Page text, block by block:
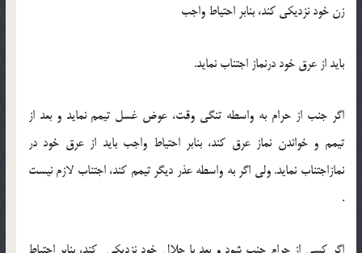
زن خود نزدیکی کند، بنابر احتیاط واجب
باید از عرق خود درنماز اجتناب نماید.
اگر جنب از حرام به واسطه تنگی وقت، عوض غسل تیمم نماید و بعد از
تیمم و خواندن نماز عرق کند، بنابر احتیاط واجب باید از عرق خود در
نمازاجتناب نماید. ولی اگر به واسطه عذر دیگر تیمم کند، اجتناب لازم نیست
.